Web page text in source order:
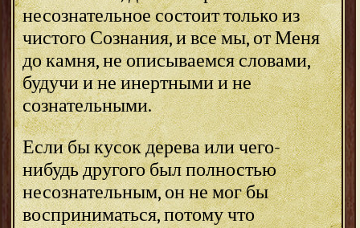
несознательное состоит только из
чистого Сознания, и все мы, от Меня
до камня, не описываемся словами,
будучи и не инертными и не
сознательными.
Если бы кусок дерева или чего-
нибудь другого был полностью
несознательным, он не мог бы
восприниматься, потому что